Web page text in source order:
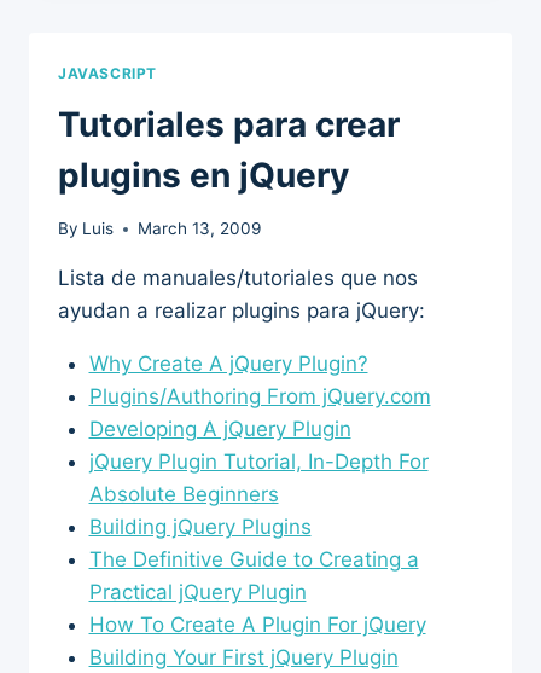
JAVASCRIPT
Tutoriales para crear
plugins en jQuery
By Luis March 13, 2009
Lista de manuales/tutoriales que nos
ayudan a realizar plugins para jQuery:
Why Create A jQuery Plugin?
Plugins/Authoring From jQuery.com
Developing A jQuery Plugin
jQuery Plugin Tutorial, In-Depth For
Absolute Beginners
Building jQuery Plugins
The Definitive Guide to Creating a
Practical jQuery Plugin
How To Create A Plugin For jQuery
Building Your First jQuery Plugin